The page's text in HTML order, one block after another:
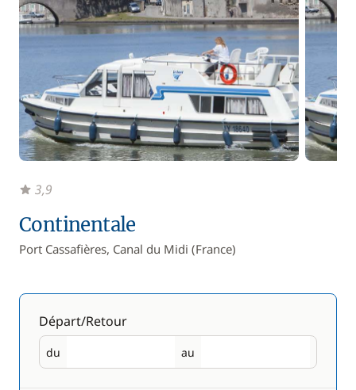
Continentale
Port Cassafières, Canal du Midi (France)
3,9
Départ/Retour
du
Départ au
Retour